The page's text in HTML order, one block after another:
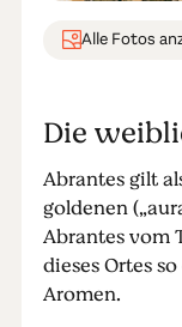
Alle Fotos
Die
Abrantes gilt
goldenen
Abrantes vom
dieses Ortes
Aromen.